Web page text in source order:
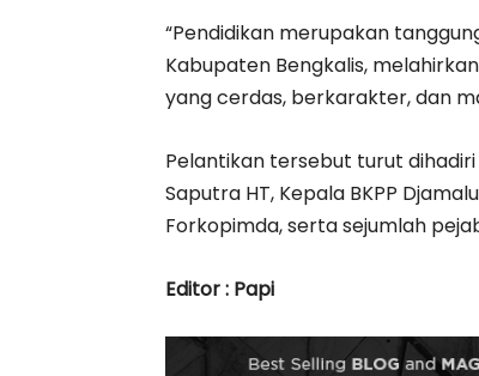
“Pendidikan merupakan
Kabupaten Bengkalis,
yang cerdas, berkarakter, dan
Pelantikan tersebut turut
Saputra HT, Kepala BKPP
Forkopimda, serta sejumlah
Editor : Papi